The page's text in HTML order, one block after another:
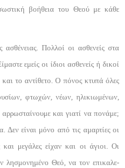
βοή­θεια του Θεού με κάθε
Πολλοί οι ασθενείς στα
εμείς οι ίδιοι ασθενείς ή δικοί
το αντίθετο. Ο πόνος κτυπά όλες
φτωχών, νέων, ηλικιωμέ­νων,
και γιατί να πονάμε;
Δεν είναι μόνο από τις αμαρ­τίες οι
και μεγάλες είχαν και οι άγιοι. Οι
λησμονημένο Θεό, να τον επικαλε­